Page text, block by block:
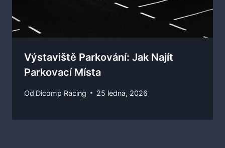
Výstaviště Parkování: Jak Najít
Parkovací Místa
Od Dicomp Racing 25 ledna, 2026